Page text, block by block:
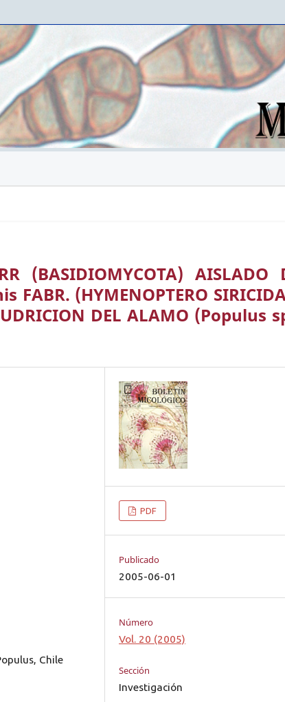
(BASIDIOMYCOTA) AISLADO
FABR. (HYMENOPTERO
DEL ALAMO (Populus
Chile
PDF
Publicado
2005-06-01
Número
Vol. 20 (2005)
Sección
Investigación